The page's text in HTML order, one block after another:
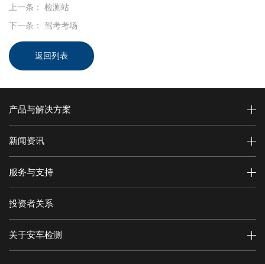
上一条：
检测站
下一条：
驾考考场
返回列表
产品与解决方案
新闻资讯
服务与支持
投资者关系
关于安车检测